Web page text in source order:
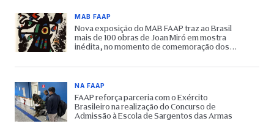
MAB FAAP
Nova exposição do MAB FAAP traz ao Brasil
mais de 100 obras de Joan Miró em mostra
inédita, no momento de comemoração dos
NA FAAP
FAAP reforça parceria com o Exército
Brasileiro na realização do Concurso de
Admissão à Escola de Sargentos das Armas